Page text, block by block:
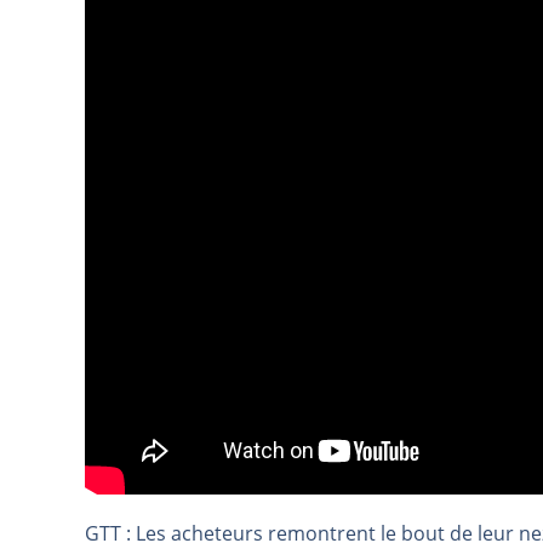
EUR/USD : Une réunion à priori
Les événements de cette
La France, maillon faible de
GTT : Les acheteurs remontrent le bout de leur